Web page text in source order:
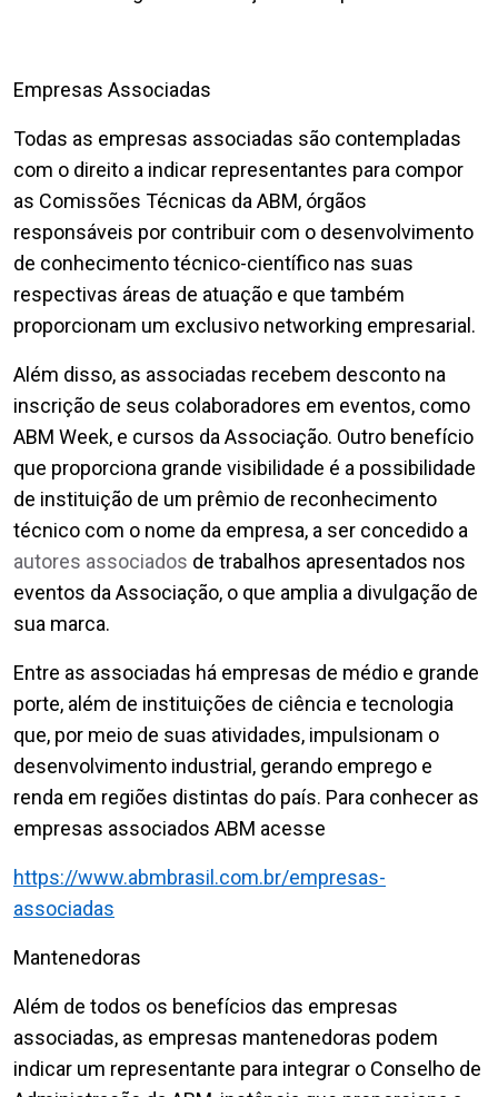
Empresas Associadas
Todas as empresas associadas são contempladas
com o direito a indicar representantes para compor
as Comissões Técnicas da ABM, órgãos
responsáveis por contribuir com o desenvolvimento
de conhecimento técnico-científico nas suas
respectivas áreas de atuação e que também
proporcionam um exclusivo networking empresarial.
Além disso, as associadas recebem desconto na
inscrição de seus colaboradores em eventos, como
ABM Week, e cursos da Associação. Outro benefício
que proporciona grande visibilidade é a possibilidade
de instituição de um prêmio de reconhecimento
técnico com o nome da empresa, a ser concedido a
autores associados de trabalhos apresentados nos
eventos da Associação, o que amplia a divulgação de
sua marca.
Entre as associadas há empresas de médio e grande
porte, além de instituições de ciência e tecnologia
que, por meio de suas atividades, impulsionam o
desenvolvimento industrial, gerando emprego e
renda em regiões distintas do país. Para conhecer as
empresas associados ABM acesse
https://www.abmbrasil.com.br/empresas-
associadas
Mantenedoras
Além de todos os benefícios das empresas
associadas, as empresas mantenedoras podem
indicar um representante para integrar o Conselho de